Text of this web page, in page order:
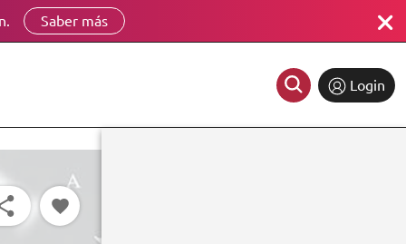
Saber más
Login